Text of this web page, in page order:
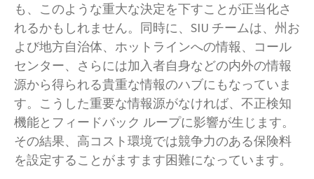
も、このような重大な決定を下すことが正当化さ
れるかもしれません。同時に、SIU チームは、州お
よび地方自治体、ホットラインへの情報、コール
センター、さらには加入者自身などの内外の情報
源から得られる貴重な情報のハブにもなっていま
す。こうした重要な情報源がなければ、不正検知
機能とフィードバック ループに影響が生じます。
その結果、高コスト環境では競争力のある保険料
を設定することがますます困難になっています。